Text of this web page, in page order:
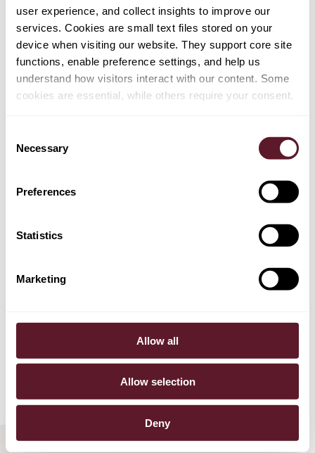
user experience, and collect insights to improve our
services. Cookies are small text files stored on your
device when visiting our website. They support core site
functions, enable preference settings, and help us
understand how visitors interact with our content. Some
cookies are essential, while others require your consent.
Selection
Necessary
Preferences
Statistics
Marketing
Allow all
Allow selection
Deny
HOE ZIET ONZE
SOLLICITATIEPROCEDURE ERUIT?
Stap 1:Je stuurt een sollicitatiebrief, cv, cijferlijst en
optioneel je scriptie en/of stage-evaluatie.
vul je online een persoonlijkheidsvragenlijst in.
uitkomst.
Solliciteer direct via onderstaande knop
welke gegevens De Brauw verwerkt en wat wij daarmee
doen.